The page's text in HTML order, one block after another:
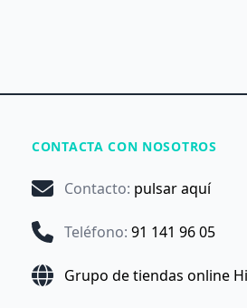
CONTACTA CON NOSOTROS
Contacto: pulsar aquí
Teléfono: 91 141 96 05
Grupo de tiendas online